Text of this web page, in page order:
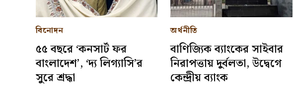
বিনোদন
৫৫ বছরে ‘কনসার্ট ফর
বাংলাদেশ’, ‘দ্য লিগ্যাসি’র
সুরে শ্রদ্ধা
অর্থনীতি
বাণিজ্যিক ব্যাংকের সাইবার
নিরাপত্তায় দুর্বলতা, উদ্বেগে
কেন্দ্রীয় ব্যাংক